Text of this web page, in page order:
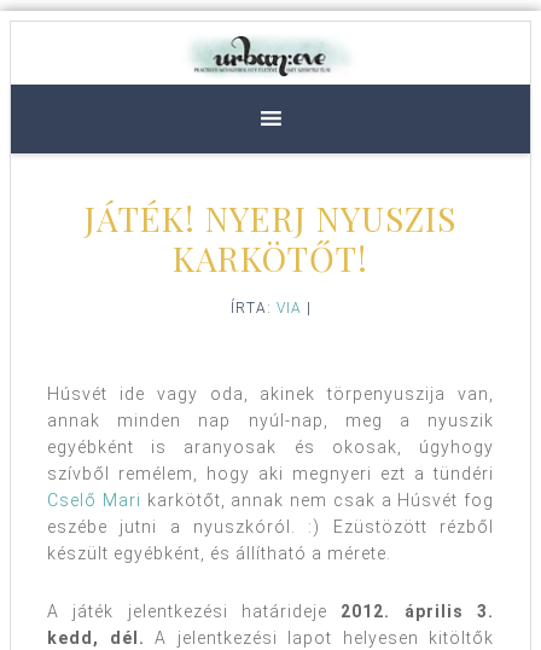
JÁTÉK! NYERJ NYUSZIS
KARKÖTŐT!
ÍRTA: VIA
Húsvét ide vagy oda, akinek törpenyuszija van,
annak minden nap nyúl-nap, meg a nyuszik
egyébként is aranyosak és okosak, úgyhogy
szívből remélem, hogy aki megnyeri ezt a tündéri
Cselő Mari karkötőt, annak nem csak a Húsvét fog
eszébe jutni a nyuszkóról. :) Ezüstözött rézből
készült egyébként, és állítható a mérete.
A játék jelentkezési határideje 2012. április 3.
kedd, dél. A jelentkezési lapot helyesen kitöltők